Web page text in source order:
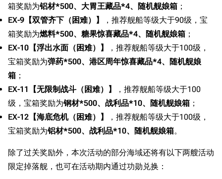
箱奖励为铝材*500、大胃王藏品*4、随机舰娘箱 ；
EX-9【双管齐下（困难）】
，推荐舰船等级大于90级，宝
箱奖励为燃料*500、糖果惊喜藏品*4、随机舰娘箱 ；
EX-10【浮出水面（困难）】
，推荐舰船等级大于100级，
宝箱奖励为弹药*500、港区周年惊喜藏品*4、随机舰娘
箱 ；
EX-11【无限制战斗（困难）】
，推荐舰船等级大于100
级，宝箱奖励为钢材*500、战利品*10、随机舰娘箱 ；
EX-12【海底危机（困难）】
，推荐舰船等级大于100级，
宝箱奖励为铝材*500、战利品*10、随机舰娘箱。
除了过关奖励外，本次活动的部分海域还将有以下两艘活动
限定掉落舰，也可在活动期内通过功勋兑换：